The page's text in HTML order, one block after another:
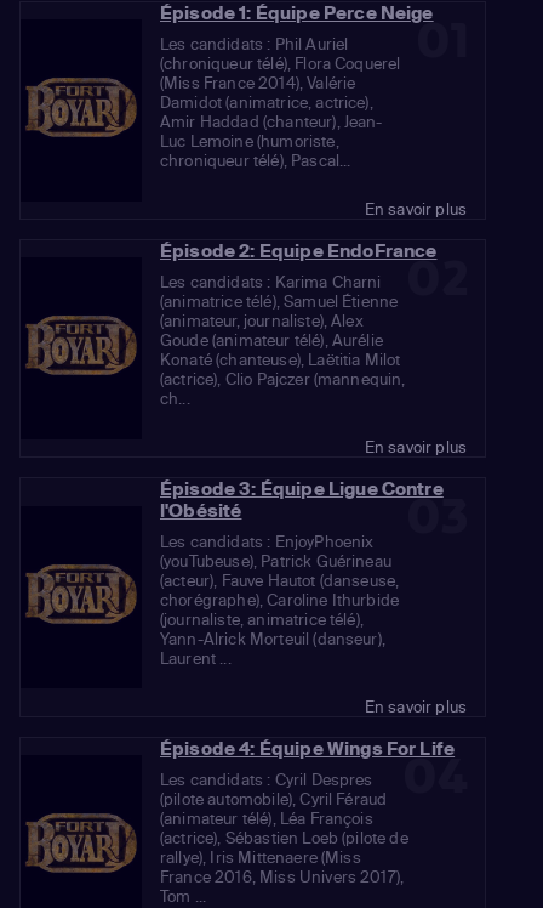
01
Épisode 1: Équipe Perce Neige
Les candidats : Phil Auriel
(chroniqueur télé), Flora Coquerel
(Miss France 2014), Valérie
Damidot (animatrice, actrice),
Amir Haddad (chanteur), Jean-
Luc Lemoine (humoriste,
chroniqueur télé), Pascal...
En savoir plus
02
Épisode 2: Equipe EndoFrance
Les candidats : Karima Charni
(animatrice télé), Samuel Étienne
(animateur, journaliste), Alex
Goude (animateur télé), Aurélie
Konaté (chanteuse), Laëtitia Milot
(actrice), Clio Pajczer (mannequin,
ch...
En savoir plus
03
Épisode 3: Équipe Ligue Contre
l'Obésité
Les candidats : EnjoyPhoenix
(youTubeuse), Patrick Guérineau
(acteur), Fauve Hautot (danseuse,
chorégraphe), Caroline Ithurbide
(journaliste, animatrice télé),
Yann-Alrick Morteuil (danseur),
Laurent ...
En savoir plus
04
Épisode 4: Équipe Wings For Life
Les candidats : Cyril Despres
(pilote automobile), Cyril Féraud
(animateur télé), Léa François
(actrice), Sébastien Loeb (pilote de
rallye), Iris Mittenaere (Miss
France 2016, Miss Univers 2017),
Tom ...